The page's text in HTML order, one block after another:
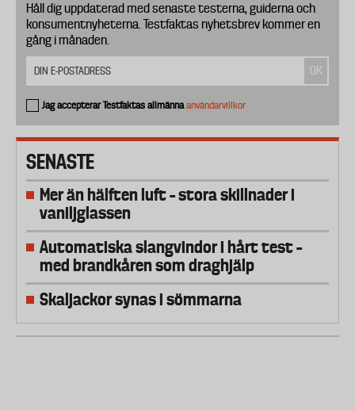
Håll dig uppdaterad med senaste testerna, guiderna och
konsumentnyheterna. Testfaktas nyhetsbrev kommer en
gång i månaden.
Jag accepterar Testfaktas allmännaanvändarvillkor
SENASTE
Mer än hälften luft – stora skillnader i
vaniljglassen
Automatiska slangvindor i hårt test –
med brandkåren som draghjälp
Skaljackor synas i sömmarna